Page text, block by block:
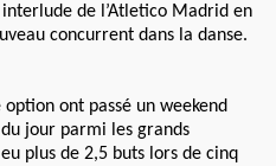
de l’Atletico Madrid en
concurrent dans la danse.
ont passé un weekend
jour parmi les grands
plus de 2,5 buts lors de cinq